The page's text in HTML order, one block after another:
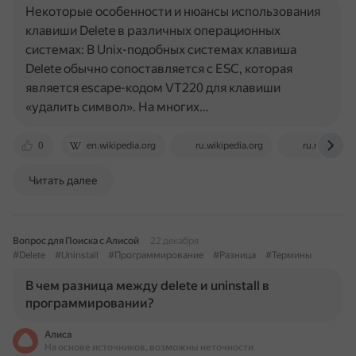
0 en.wikipedia.org ru.wikipedia.org ru.ruwiki.ru
Некоторые особенности и нюансы использования
клавиши Delete в различных операционных
системах: В Unix-подобных системах клавиша
Delete обычно сопоставляется с ESC, которая
является escape-кодом VT220 для клавиши
«удалить символ». На многих…
Читать далее
Вопрос для Поиска с Алисой
22 декабря
#Delete
#Uninstall #Программирование #Разница #Термины
В чем разница между delete и uninstall в
программировании?
Алиса
На основе источников, возможны неточности